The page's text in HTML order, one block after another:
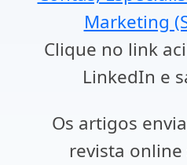
Marketing
Clique no link
LinkedIn e
Os artigos
revista